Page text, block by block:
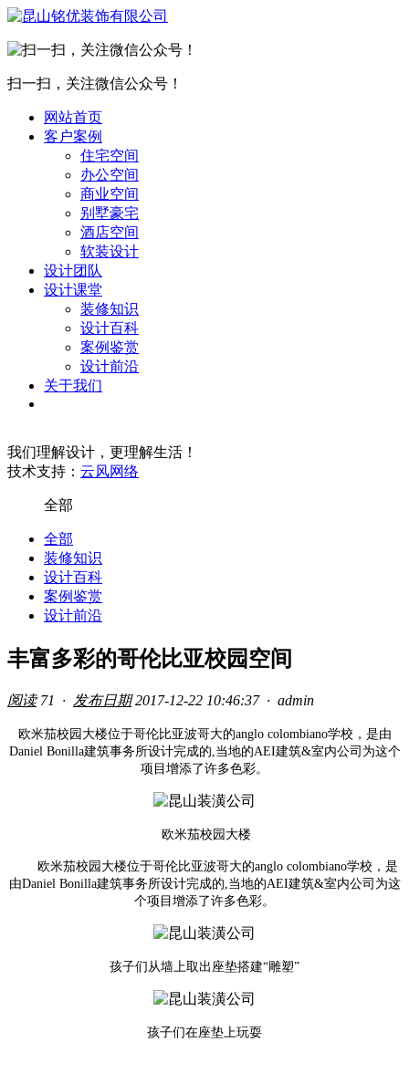
扫一扫，关注微信公众号！
网站首页
客户案例
住宅空间
办公空间
商业空间
别墅豪宅
酒店空间
软装设计
设计团队
设计课堂
装修知识
设计百科
案例鉴赏
设计前沿
关于我们
我们理解设计，更理解生活！
技术支持： 云风网络
全部
全部
装修知识
设计百科
案例鉴赏
设计前沿
丰富多彩的哥伦比亚校园空间
阅读 71 · 发布日期 2017-12-22 10:46:37 · admin
欧米茄校园大楼位于哥伦比亚波哥大的anglo colombiano学校，是由
Daniel Bonilla建筑事务所设计完成的,当地的AEI建筑&室内公司为这个
项目增添了许多色彩。
欧米茄校园大楼
欧米茄校园大楼位于哥伦比亚波哥大的anglo colombiano学校，是
由Daniel Bonilla建筑事务所设计完成的,当地的AEI建筑&室内公司为这
个项目增添了许多色彩。
孩子们从墙上取出座垫搭建“雕塑”
孩子们在座垫上玩耍